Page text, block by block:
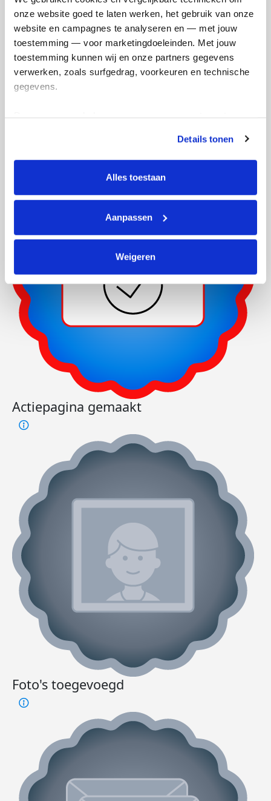
onze website goed te laten werken, het gebruik van onze
website en campagnes te analyseren en — met jouw
toestemming — voor marketingdoeleinden. Met jouw
toestemming kunnen wij en onze partners gegevens
verwerken, zoals surfgedrag, voorkeuren en technische
gegevens.
tonen. Je kunt je toestemming op elk moment wijzigen of
intrekken via Cookie instellingen onderaan de pagina. De
lijst met cookies is te vinden in het tabblad “details”.
Details tonen
Alles toestaan
Aanpassen
Weigeren
Opgehaald
€0
Streefbedrag
€500
Doneer
Maud's badges
Actiepagina gemaakt
Foto's toegevoegd